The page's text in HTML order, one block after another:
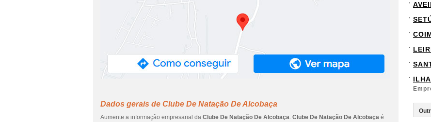
Dados gerais de Clube De Natação De Alcobaça
Aumente a informação empresarial da Clube De Natação De Alcobaça. Clube De Natação De Alcobaça é